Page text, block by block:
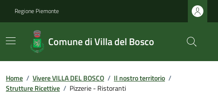
Regione Piemonte
Comune di Villa del Bosco
Home / Vivere VILLA DEL BOSCO / Il nostro territorio /
Strutture Ricettive / Pizzerie - Ristoranti